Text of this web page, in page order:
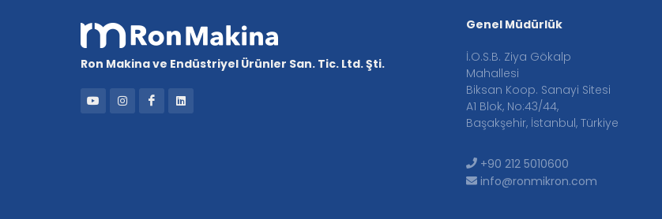
Ron Makina ve Endüstriyel Ürünler San. Tic. Ltd. Şti.
Genel Müdürlük
İ.O.S.B. Ziya Gökalp
Mahallesi
Biksan Koop. Sanayi Sitesi
A1 Blok, No:43/44,
Başakşehir, İstanbul, Türkiye
+90 212 5010600
info@ronmikron.com